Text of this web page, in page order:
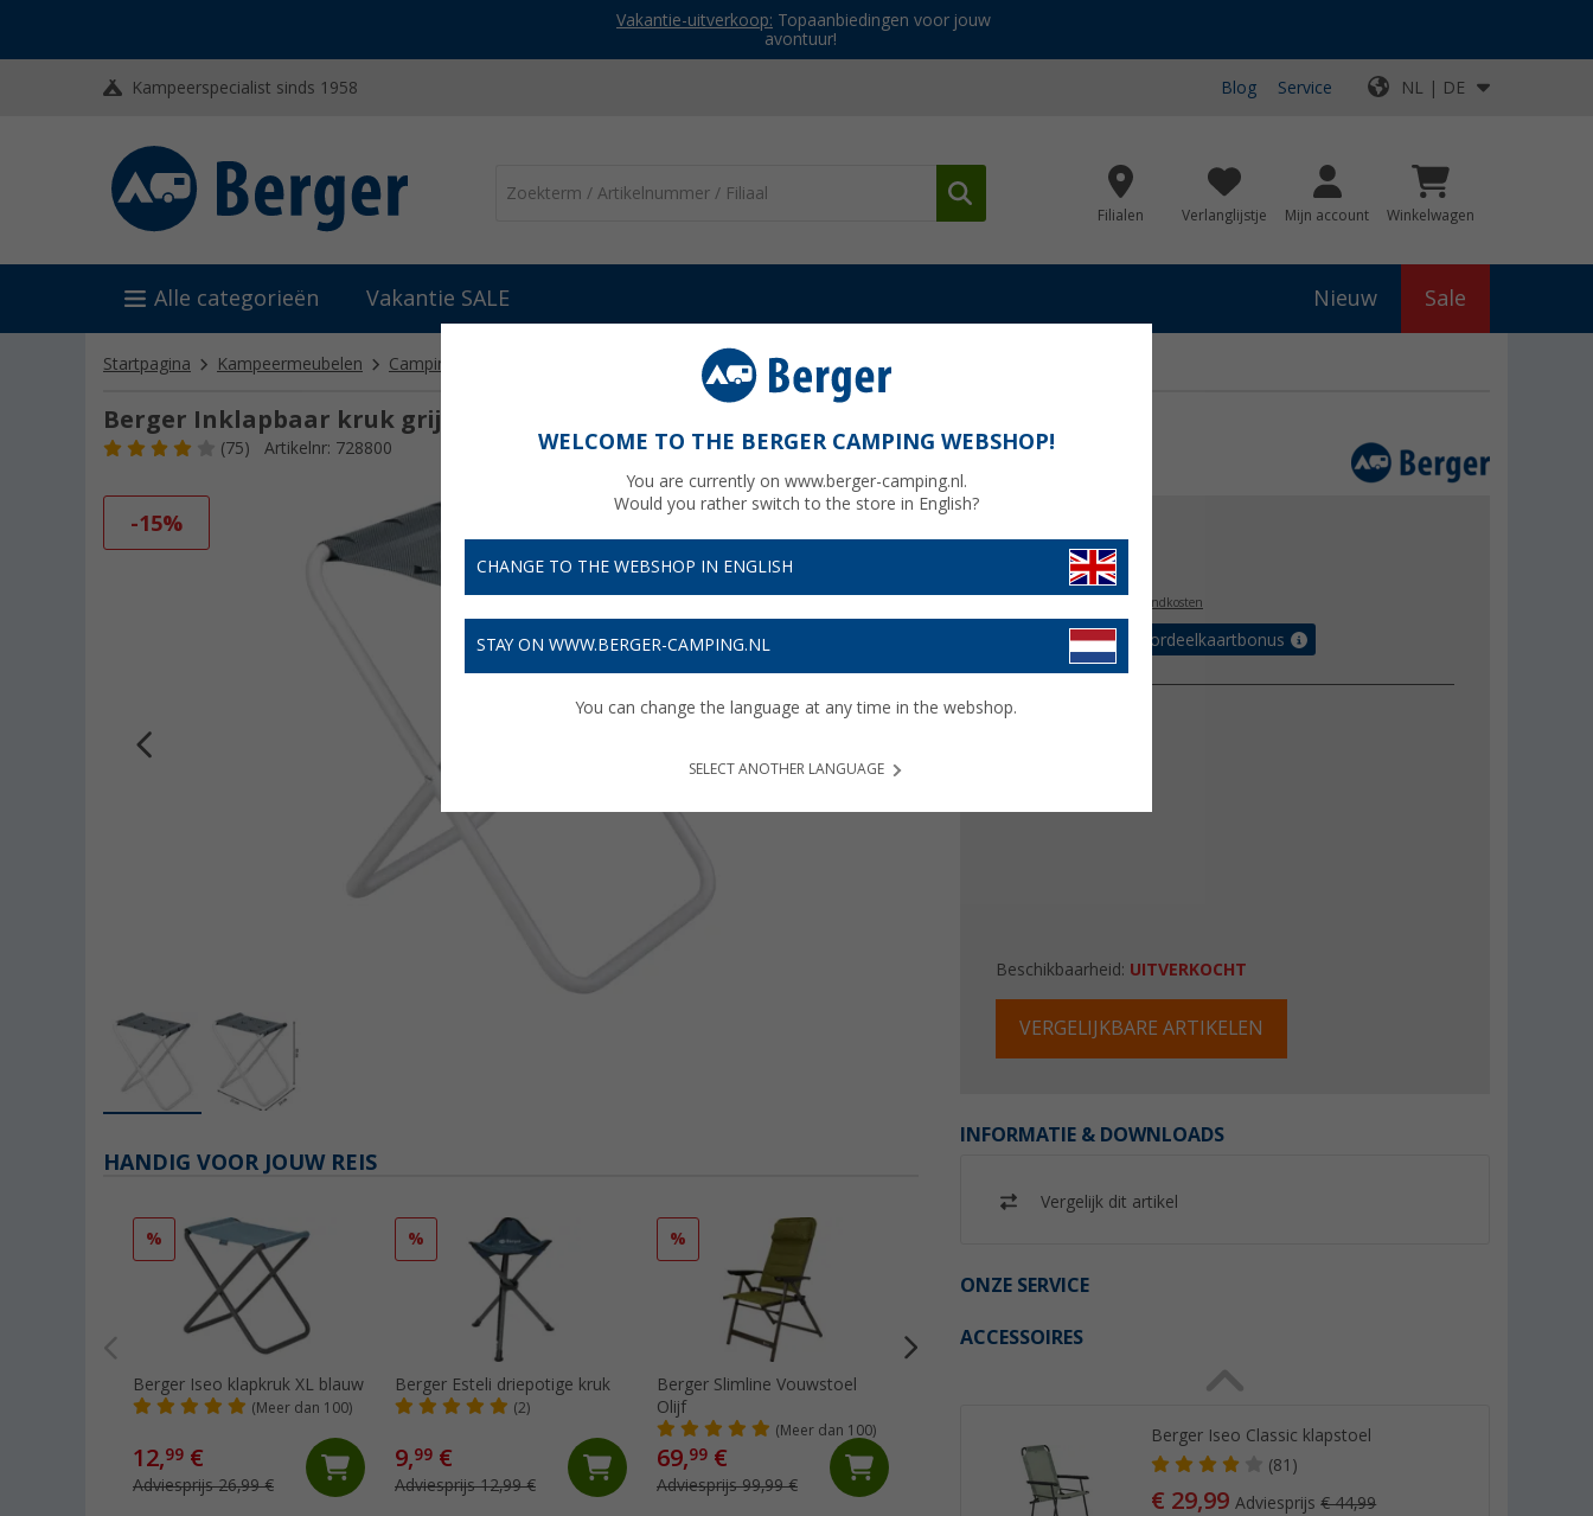
Vakantie-uitverkoop: Topaanbiedingen voor jouw
avontuur!
Kampeerspecialist sinds 1958 Blog Service NL | DE
Filialen Verlanglijstje Mijn account Winkelwagen
Alle categorieën Vakantie SALE Nieuw Sale
Startpagina Kampeermeubelen Campingstoelen Berger Iseo inklapbare kruk
Berger Inklapbaar kruk grijs
(75) Artikelnr: 728800
-15%
€ 16,99
plus verzendkosten
Verzeker tot 5% voordeelkaartbonus
Kleur
Beschikbaarheid: UITVERKOCHT
VERGELIJKBARE ARTIKELEN
INFORMATIE & DOWNLOADS
Vergelijk dit artikel
ONZE SERVICE
ACCESSOIRES
Berger Iseo Classic klapstoel
(81)
€ 29,99Adviesprijs€ 44,99
HANDIG VOOR JOUW REIS
%
Berger Iseo klapkruk XL blauw
(Meer dan 100)
12,99 €
Adviesprijs 26,99 €
%
Berger Esteli driepotige kruk
(2)
9,99 €
Adviesprijs 12,99 €
%
Berger Slimline Vouwstoel
Olijf
(Meer dan 100)
69,99 €
Adviesprijs 99,99 € Adviesprijs 39,99 €
Berger Tesino XL klapstoel
79, 99€
WELCOME TO THE BERGER CAMPING WEBSHOP!
You are currently on www.berger-camping.nl.
Would you rather switch to the store in English?
CHANGE TO THE WEBSHOP IN ENGLISH
STAY ON WWW.BERGER-CAMPING.NL
You can change the language at any time in the webshop.
SELECT ANOTHER LANGUAGE